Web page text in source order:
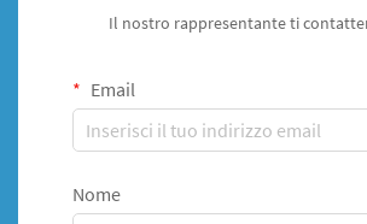
Il nostro rappresentante ti
Email
Nome